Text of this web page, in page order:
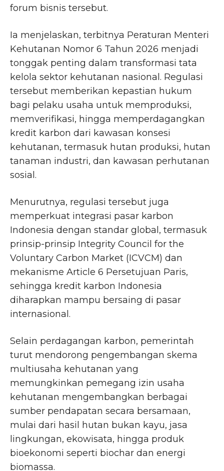
forum bisnis tersebut.
Ia menjelaskan, terbitnya Peraturan Menteri
Kehutanan Nomor 6 Tahun 2026 menjadi
tonggak penting dalam transformasi tata
kelola sektor kehutanan nasional. Regulasi
tersebut memberikan kepastian hukum
bagi pelaku usaha untuk memproduksi,
memverifikasi, hingga memperdagangkan
kredit karbon dari kawasan konsesi
kehutanan, termasuk hutan produksi, hutan
tanaman industri, dan kawasan perhutanan
sosial.
Menurutnya, regulasi tersebut juga
memperkuat integrasi pasar karbon
Indonesia dengan standar global, termasuk
prinsip-prinsip Integrity Council for the
Voluntary Carbon Market (ICVCM) dan
mekanisme Article 6 Persetujuan Paris,
sehingga kredit karbon Indonesia
diharapkan mampu bersaing di pasar
internasional.
Selain perdagangan karbon, pemerintah
turut mendorong pengembangan skema
multiusaha kehutanan yang
memungkinkan pemegang izin usaha
kehutanan mengembangkan berbagai
sumber pendapatan secara bersamaan,
mulai dari hasil hutan bukan kayu, jasa
lingkungan, ekowisata, hingga produk
bioekonomi seperti biochar dan energi
biomassa.